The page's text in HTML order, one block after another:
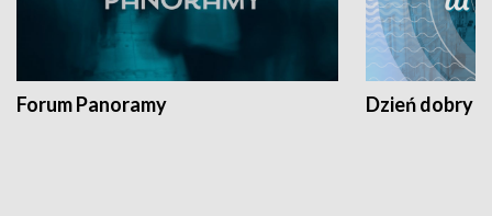
Forum Panoramy Dzień dobry